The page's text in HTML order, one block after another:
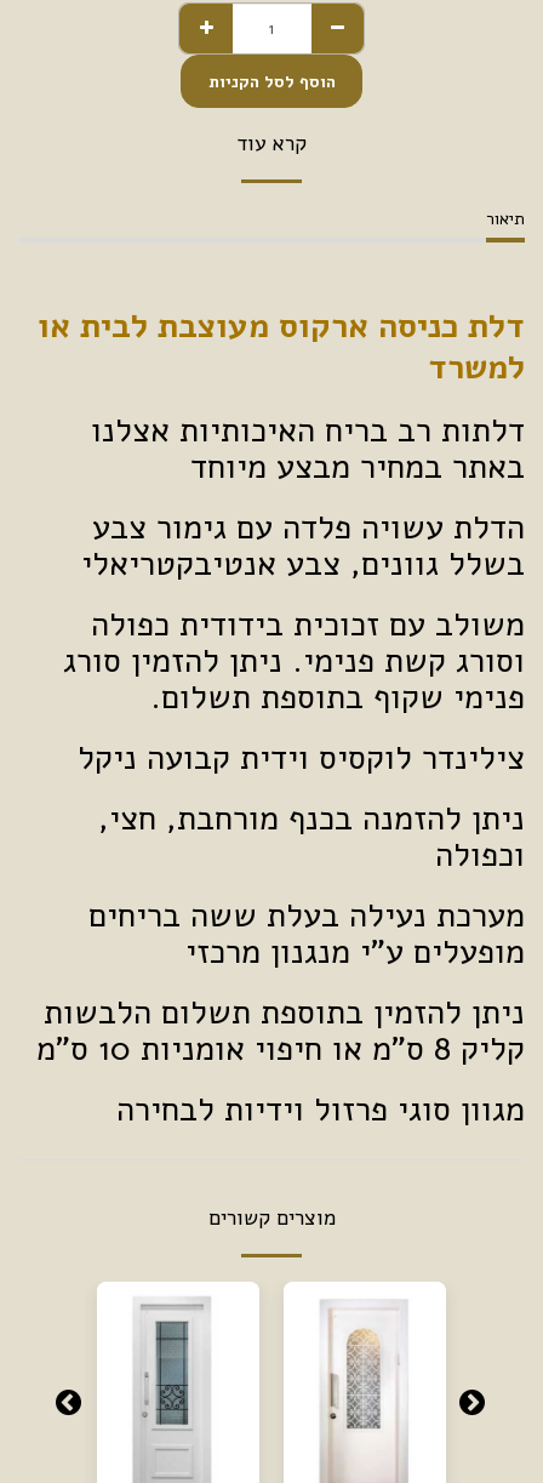
הוסף לסל הקניות
קרא עוד
תיאור
דלת כניסה ארקוס מעוצבת לבית או
למשרד
דלתות רב בריח האיכותיות אצלנו
באתר במחיר מבצע מיוחד
הדלת עשויה פלדה עם גימור צבע
בשלל גוונים, צבע אנטיבקטריאלי
משולב עם זכוכית בידודית כפולה
וסורג קשת פנימי. ניתן להזמין סורג
פנימי שקוף בתוספת תשלום.
צילינדר לוקסיס וידית קבועה ניקל
ניתן להזמנה בכנף מורחבת, חצי,
וכפולה
מערכת נעילה בעלת ששה בריחים
מופעלים ע"י מנגנון מרכזי
ניתן להזמין בתוספת תשלום הלבשות
קליק 8 ס"מ או חיפוי אומניות 10 ס"מ
מגוון סוגי פרזול וידיות לבחירה
מוצרים קשורים